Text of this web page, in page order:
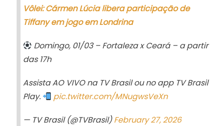
Vôlei: Cármen Lúcia libera participação de
Tiffany em jogo em Londrina
Domingo, 01/03 – Fortaleza x Ceará – a partir
das 17h
Assista AO VIVO na TV Brasil ou no app TV Brasil
Play.
pic.twitter.com/MNugwsVeXn
— TV Brasil (@TVBrasil)February 27, 2026